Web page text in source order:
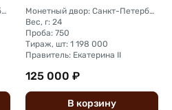
Монетный двор: Санкт-Петербургский монетный двор
Монетный двор: Санкт-Петербургский монетный двор
Вес, г: 24
Проба: 750
Тираж, шт: 1 198 000
Правитель: Екатерина II
125 000 ₽
В корзину